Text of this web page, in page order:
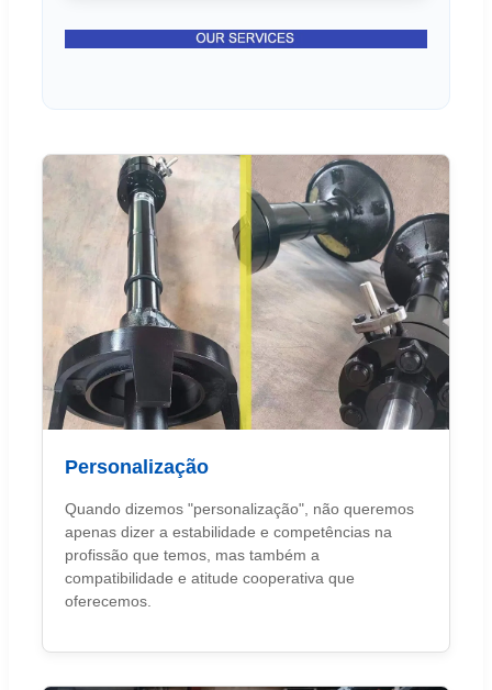
Personalização
Quando dizemos "personalização", não queremos
apenas dizer a estabilidade e competências na
profissão que temos, mas também a
compatibilidade e atitude cooperativa que
oferecemos.